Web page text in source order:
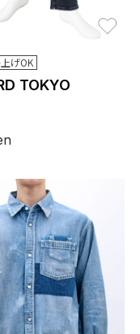
げOK
TOKYO